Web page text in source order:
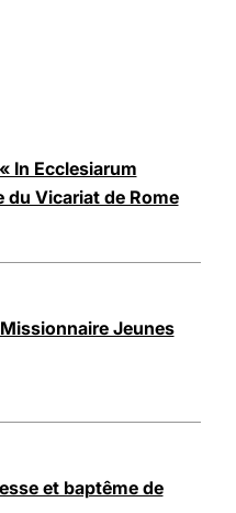
In Ecclesiarum
du Vicariat de Rome
Jeunes
et baptême de